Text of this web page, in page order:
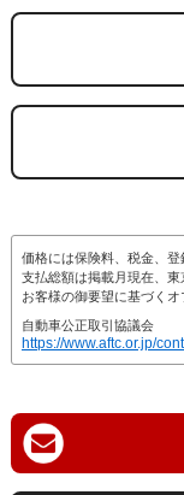
価格には保険料、税金、登
支払総額は掲載月現在、東
お客様の御要望に基づくオ
自動車公正取引協議会
https://www.aftc.or.jp/